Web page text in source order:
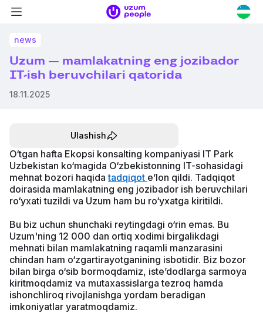
Navigatsiya
menyusi
Uzum
People
Uzum
logotipi
news
Uzum — mamlakatning eng jozibador
IT-ish beruvchilari qatorida
18.11.2025
Ulashish
O‘tgan hafta Ekopsi konsalting kompaniyasi IT Park
Uzbekistan ko‘magida O‘zbekistonning IT-sohasidagi
mehnat bozori haqidatadqiqot e’lon qildi. Tadqiqot
doirasida mamlakatning eng jozibador ish beruvchilari
ro‘yxati tuzildi va Uzum ham bu ro‘yxatga kiritildi.
Bu biz uchun shunchaki reytingdagi o‘rin emas. Bu
Uzum'ning 12 000 dan ortiq xodimi birgalikdagi
mehnati bilan mamlakatning raqamli manzarasini
chindan ham o‘zgartirayotganining isbotidir. Biz bozor
bilan birga o‘sib bormoqdamiz, iste’dodlarga sarmoya
kiritmoqdamiz va mutaxassislarga tezroq hamda
ishonchliroq rivojlanishga yordam beradigan
imkoniyatlar yaratmoqdamiz.